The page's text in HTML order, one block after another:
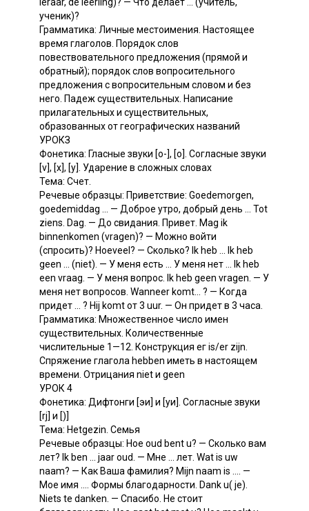
ученик)?
Грамматика: Личные местоимения. Настоящее
время глаголов. Порядок слов
повествовательного предложения (прямой и
обратный); порядок слов вопросительного
предложения с вопросительным словом и без
него. Падеж существительных. Написание
прилагательных и существительных,
образованных от географических названий
УРОКЗ
Фонетика: Гласные звуки [о-], [о]. Согласные звуки
[v], [х], [у]. Ударение в сложных словах
Тема: Счет.
Речевые образцы: Приветствие: Goedemorgen,
goedemiddag ... — Доброе утро, добрый день ... Tot
ziens. Dag. — До свидания. Привет. Mag ik
binnenkomen (vragen)? — Можно войти
(спросить)? Hoeveel? — Сколько? Ik heb ... Ik heb
geen ... (niet). — У меня есть ... У меня нет ... Ik heb
een vraag. — У меня вопрос. Ik heb geen vragen. — У
меня нет вопросов. Wanneer komt... ? — Когда
придет ... ? Hij komt от 3 uur. — Он придет в 3 часа.
Грамматика: Множественное число имен
существительных. Количественные
числительные 1—12. Конструкция ег is/er zijn.
Спряжение глагола hebben иметь в настоящем
времени. Отрицания niet и geen
УРОК 4
Фонетика: Дифтонги [эи] и [уи]. Согласные звуки
[rj] и [)]
Тема: Hetgezin. Семья
Речевые образцы: Ное oud bent u? — Сколько вам
лет? Ik ben ... jaar oud. — Мне ... лет. Wat is uw
naam? — Как Ваша фамилия? Mijn naam is .... —
Мое имя .... Формы благодарности. Dank u( je).
Niets te danken. — Спасибо. He стоит